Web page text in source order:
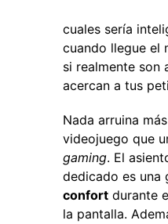
cuales sería
cuando llegue el
si realmente son
acercan a tus
Nada arruina
videojuego que
gaming. El
dedicado es una
confort durante
la pantalla.